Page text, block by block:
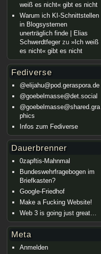
weiß es nicht« gibt es nicht
Warum ich KI-Schnittstellen
in Blogsystemen
unerträglich finde | Elias
Schwerdtfegerzu »Ich weiß
es nicht« gibt es nicht
Fediverse
@elijahu@pod.geraspora.de
@goebelmasse@det.social
@goebelmasse@shared.gra
phics
Infos zum Fediverse
Dauerbrenner
0zapftis-Mahnmal
Bundeswehrfragebogen im
Briefkasten?
Google-Friedhof
Make a Fucking Website!
Web 3 is going just great…
Meta
Anmelden